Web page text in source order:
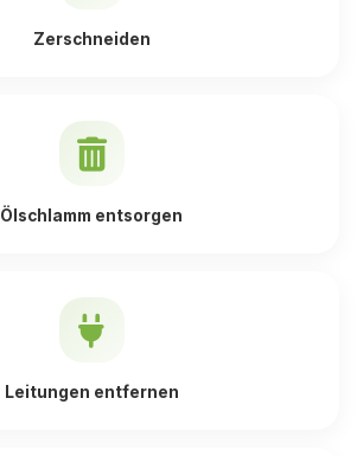
Zerschneiden
Ölschlamm entsorgen
Leitungen entfernen